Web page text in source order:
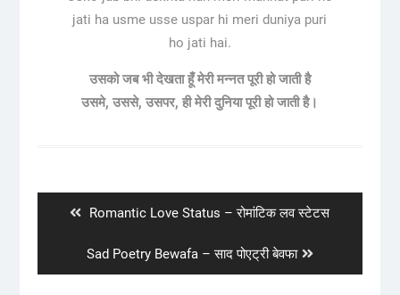
jati ha usme usse uspar hi meri duniya puri
ho jati hai.
उसको जब भी देखता हूँ मेरी मन्नत पूरी हो जाती है
उसमे, उससे, उसपर, ही मेरी दुनिया पूरी हो जाती है।
Previous
Romantic Love Status – रोमांटिक लव स्टेटस
Next
post:
Sad Poetry Bewafa – साद पोएट्री बेवफा